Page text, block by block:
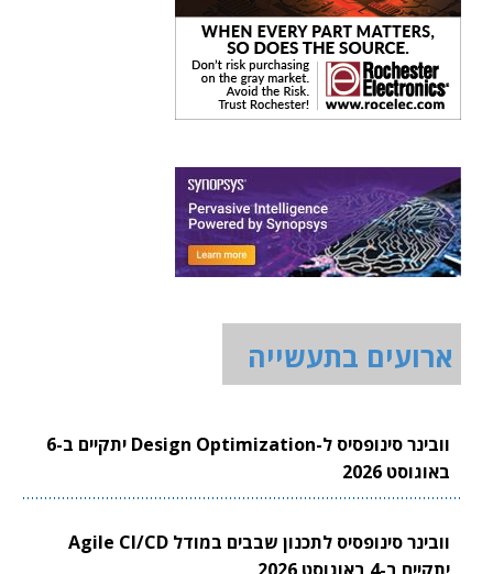
ארועים בתעשייה
וובינר סינופסיס ל-Design Optimization יתקיים ב-6
באוגוסט 2026
וובינר סינופסיס לתכנון שבבים במודל Agile CI/CD